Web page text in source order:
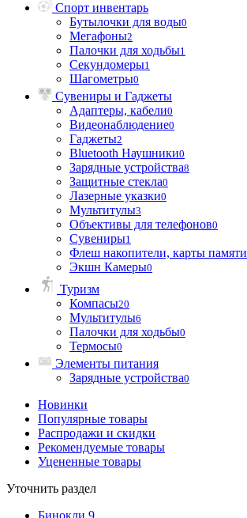
Спорт инвентарь
Бутылочки для воды0
Мегафоны2
Палочки для ходьбы1
Секундомеры1
Шагометры0
Сувениры и Гаджеты
Адаптеры, кабели0
Видеонаблюдение0
Гаджеты2
Bluetooth Наушники0
Зарядные устройства8
Защитные стекла0
Лазерные указки0
Мультитулы3
Объективы для телефонов0
Сувениры1
Флеш накопители, карты памяти
Экшн Камеры0
Туризм
Компасы20
Мультитулы6
Палочки для ходьбы0
Термосы0
Элементы питания
Зарядные устройства0
Новинки
Популярные товары
Распродажи и скидки
Рекомендуемые товары
Уцененные товары
Уточнить раздел
Бинокли 9